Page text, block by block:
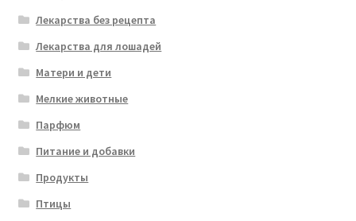
Лекарства без рецепта
Лекарства для лошадей
Матери и дети
Мелкие животные
Парфюм
Питание и добавки
Продукты
Птицы